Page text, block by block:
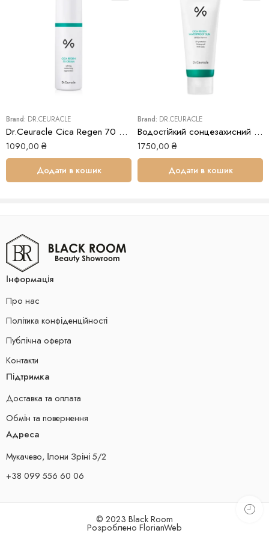
Brand: DR.CEURACLE
Dr.Ceuracle Cica Regen 70 Cream
1090,00 ₴
Додати в кошик
Brand: DR.CEURACLE
Водостійкий сонцезахисний крем з центелою азіатською SPF50+ PA++++ Dr.Ceuracle
1750,00 ₴
Додати в кошик
Інформація
Про нас
Політика конфіденційності
Публічна оферта
Контакти
Підтримка
Доставка та оплата
Обмін та повернення
Адреса
Мукачево, Ілони Зріні 5/2
+38 099 556 60 06
© 2023 Black Room
Розроблено FlorianWeb